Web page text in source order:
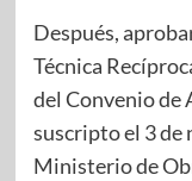
Después,
Técnica
del Convenio de
suscripto el 3 de
Ministerio de